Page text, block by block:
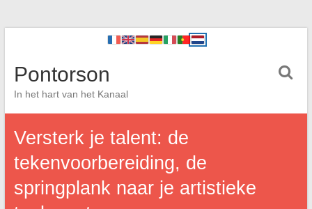
Pontorson
In het hart van het Kanaal
Versterk je talent: de
tekenvoorbereiding, de
springplank naar je artistieke